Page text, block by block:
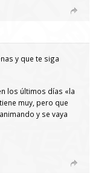
y que te siga
los últimos días «la
muy, pero que
y se vaya